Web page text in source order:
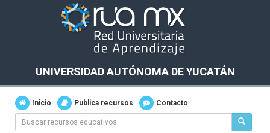
UNIVERSIDAD AUTÓNOMA DE YUCATÁN
Inicio Publica recursos Contacto